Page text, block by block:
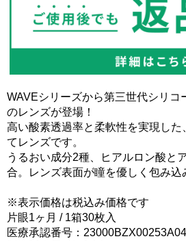
WAVEシリーズから第三世代シリコ
のレンズが登場！
高い酸素透過率と柔軟性を実現し
てレンズです。
うるおい成分2種、ヒアルロン酸と
合。レンズ表面が瞳を優しく包み込
※表示価格は税込み価格です
片眼1ヶ月 / 1箱30枚入
医療承認番号：23000BZX00253A04